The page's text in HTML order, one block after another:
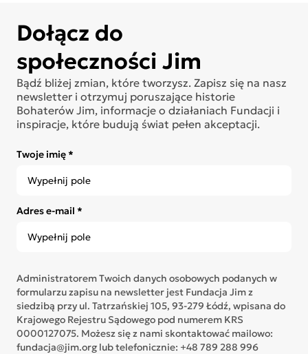
Dołącz do
społeczności Jim
Bądź bliżej zmian, które tworzysz. Zapisz się na nasz
newsletter i otrzymuj poruszające historie
Bohaterów Jim, informacje o działaniach Fundacji i
inspiracje, które budują świat pełen akceptacji.
Twoje imię *
Adres e-mail *
Administratorem Twoich danych osobowych podanych w
formularzu zapisu na newsletter jest Fundacja Jim z
siedzibą przy ul. Tatrzańskiej 105, 93-279 Łódź, wpisana do
Krajowego Rejestru Sądowego pod numerem KRS
0000127075. Możesz się z nami skontaktować mailowo:
fundacja@jim.org lub telefonicznie: +48 789 288 996